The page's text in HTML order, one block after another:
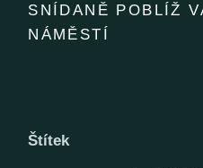
SNÍDANĚ POBLÍŽ
NÁMĚSTÍ
Štítek